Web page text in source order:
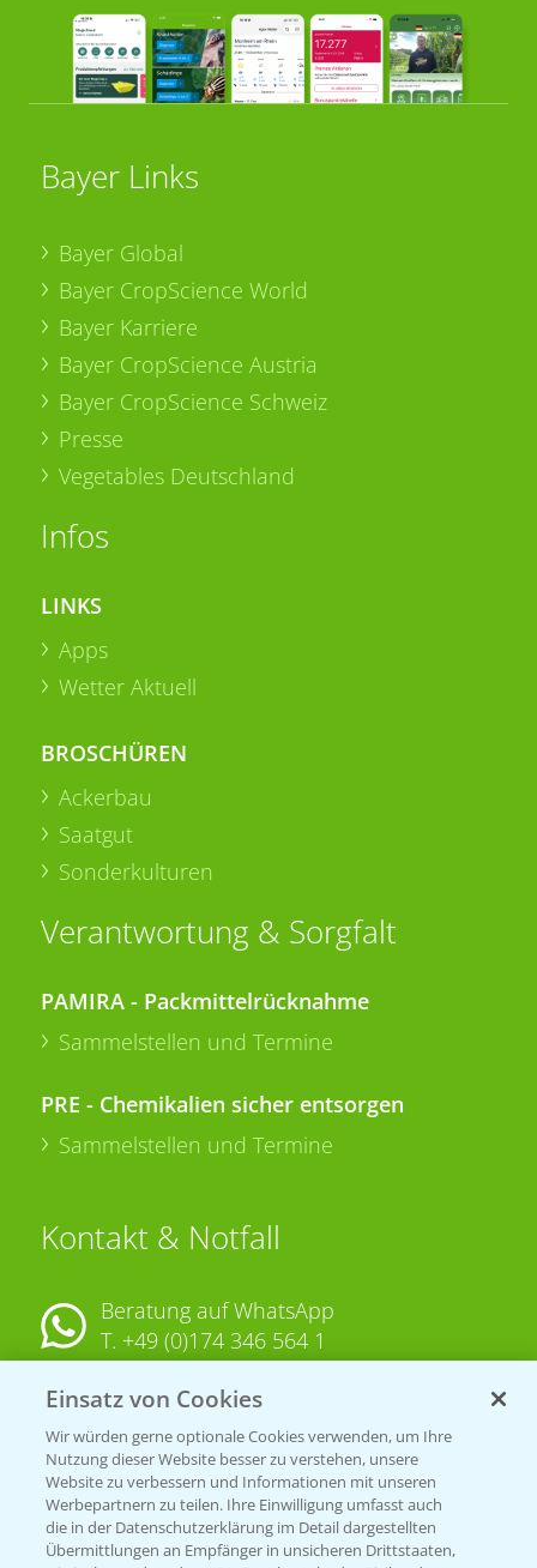
Bayer Links
Bayer Global
Bayer CropScience World
Bayer Karriere
Bayer CropScience Austria
Bayer CropScience Schweiz
Presse
Vegetables Deutschland
Infos
LINKS
Apps
Wetter Aktuell
BROSCHÜREN
Ackerbau
Saatgut
Sonderkulturen
Verantwortung & Sorgfalt
PAMIRA - Packmittelrücknahme
Sammelstellen und Termine
PRE - Chemikalien sicher entsorgen
Sammelstellen und Termine
Kontakt & Notfall
Beratung auf WhatsApp
T. +49 (0)174 346 564 1
KONTAKT
Hilfe in Notfällen
T.+49 (0)214/30-20220
Einsatz von Cookies
Wir würden gerne optionale Cookies verwenden, um Ihre
Nutzung dieser Website besser zu verstehen, unsere
Website zu verbessern und Informationen mit unseren
Werbepartnern zu teilen. Ihre Einwilligung umfasst auch
die in der Datenschutzerklärung im Detail dargestellten
Übermittlungen an Empfänger in unsicheren Drittstaaten,